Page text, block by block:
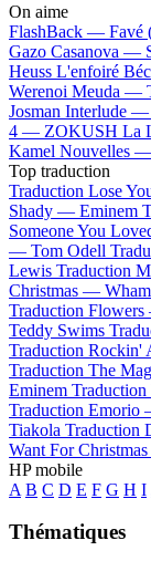
On aime
FlashBack — Favé
Gazo Casanova —
Heuss L'enfoiré
Werenoi Meuda —
Josman Interlude —
4 — ZOKUSH La
Kamel Nouvelles —
Top traduction
Traduction Lose
Shady — Eminem
Someone You
— Tom Odell
Lewis Traduction
Christmas — Wham
Traduction
Teddy Swims
Traduction Rockin'
Traduction The
Eminem
Traduction Emorio
Tiakola Traduction
Want For
HP mobile
A B C D E F G H I
Thématiques